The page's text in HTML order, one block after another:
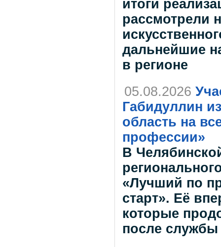
итоги
рассмотрели
дальнейшие
в регионе
05.08.2026
Габидуллин
область на
профессии»
В
«Лучший по
старт». Её
которые
после службы